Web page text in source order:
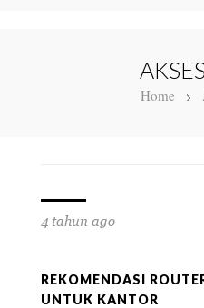
Home
4 tahun ago
REKOMENDASI
UNTUK KANTOR